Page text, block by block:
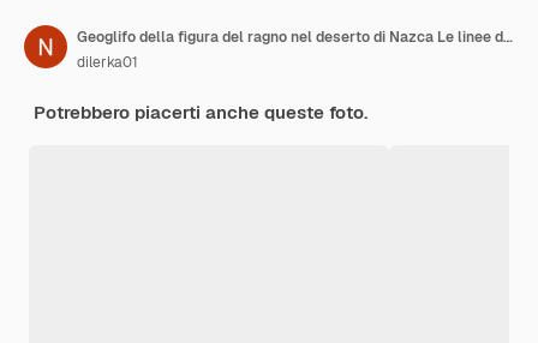
Geoglifo della figura del ragno nel deserto di Nazca Le linee di Nazca Perù America del Sud Vista dall'alto
dilerka01
Potrebbero piacerti anche queste foto.